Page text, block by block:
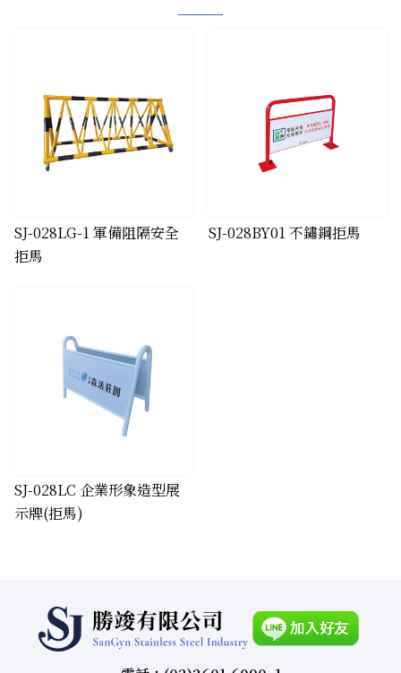
SJ-028LG-1 軍備阻隔安全
拒馬
SJ-028BY01 不鏽鋼拒馬
SJ-028LC 企業形象造型展
示牌(拒馬)